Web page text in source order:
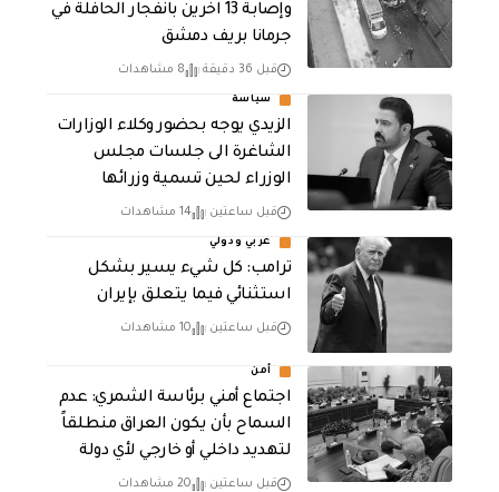
وإصابة 13 اخرين بانفجار الحافلة في
جرمانا بريف دمشق
قبل 36 دقيقة 8 مشاهدات
سياسة
الزيدي يوجه بحضور وكلاء الوزارات
الشاغرة الى جلسات مجلس
الوزراء لحين تسمية وزرائها
قبل ساعتين 14 مشاهدات
عربي ودولي
ترامب: كل شيء يسير بشكل
استثنائي فيما يتعلق بإيران
قبل ساعتين 10 مشاهدات
أمن
اجتماع أمني برئاسة الشمري: عدم
السماح بأن يكون العراق منطلقاً
لتهديد داخلي أو خارجي لأي دولة
قبل ساعتين 20 مشاهدات